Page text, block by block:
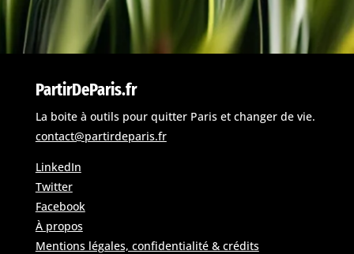
PartirDeParis.fr
La boite à outils pour quitter Paris et changer de vie.
contact@partirdeparis.fr
LinkedIn
Twitter
Facebook
À propos
Mentions légales, confidentialité & crédits